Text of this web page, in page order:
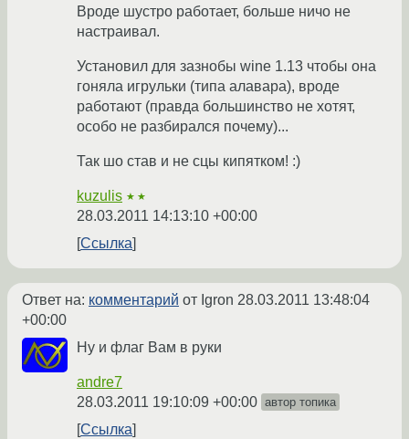
Вроде шустро работает, больше ничо не
настраивал.
Установил для зазнобы wine 1.13 чтобы она
гоняла игрульки (типа алавара), вроде
работают (правда большинство не хотят,
особо не разбирался почему)...
Так шо став и не сцы кипятком! :)
kuzulis ★★
28.03.2011 14:13:10 +00:00
Ссылка
Ответ на: комментарий от Igron 28.03.2011 13:48:04
+00:00
Ну и флаг Вам в руки
andre7
28.03.2011 19:10:09 +00:00 автор топика
Ссылка